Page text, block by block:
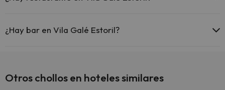
¿Hay bar en Vila Galé Estoril?
Otros chollos en hoteles similares